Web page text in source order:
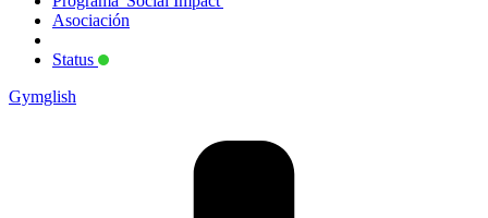
Asociación
Status
Gymglish